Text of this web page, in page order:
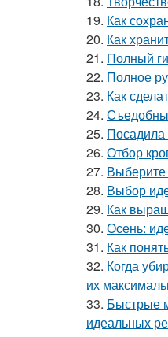
19. Как
20. Как
21. Полный
22. Полное
23. Как
24.
25. Посадила
26. Отбор
27. Выберите
28. Выбор
29. Как
30. Осень:
31. Как
32. Когда
их
33. Быстрые
идеальных